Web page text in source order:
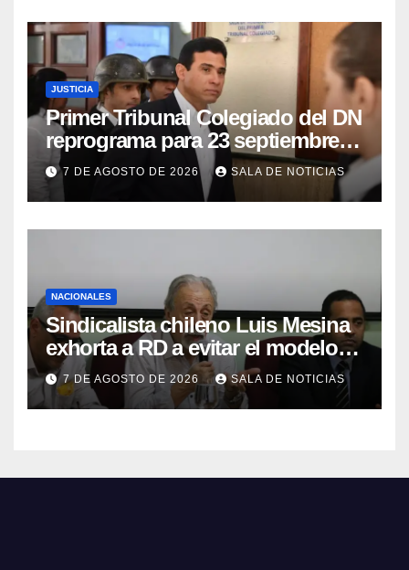
JUSTICIA
Primer Tribunal Colegiado del DN
reprograma para 23 septiembre
lectura íntegra de sentencia
contra Adán Cáceres y
coimputados
7 DE AGOSTO DE 2026 SALA DE NOTICIAS
NACIONALES
Sindicalista chileno Luis Mesina
exhorta a RD a evitar el modelo
de AFP y apostar por un sistema
solidario
7 DE AGOSTO DE 2026 SALA DE NOTICIAS